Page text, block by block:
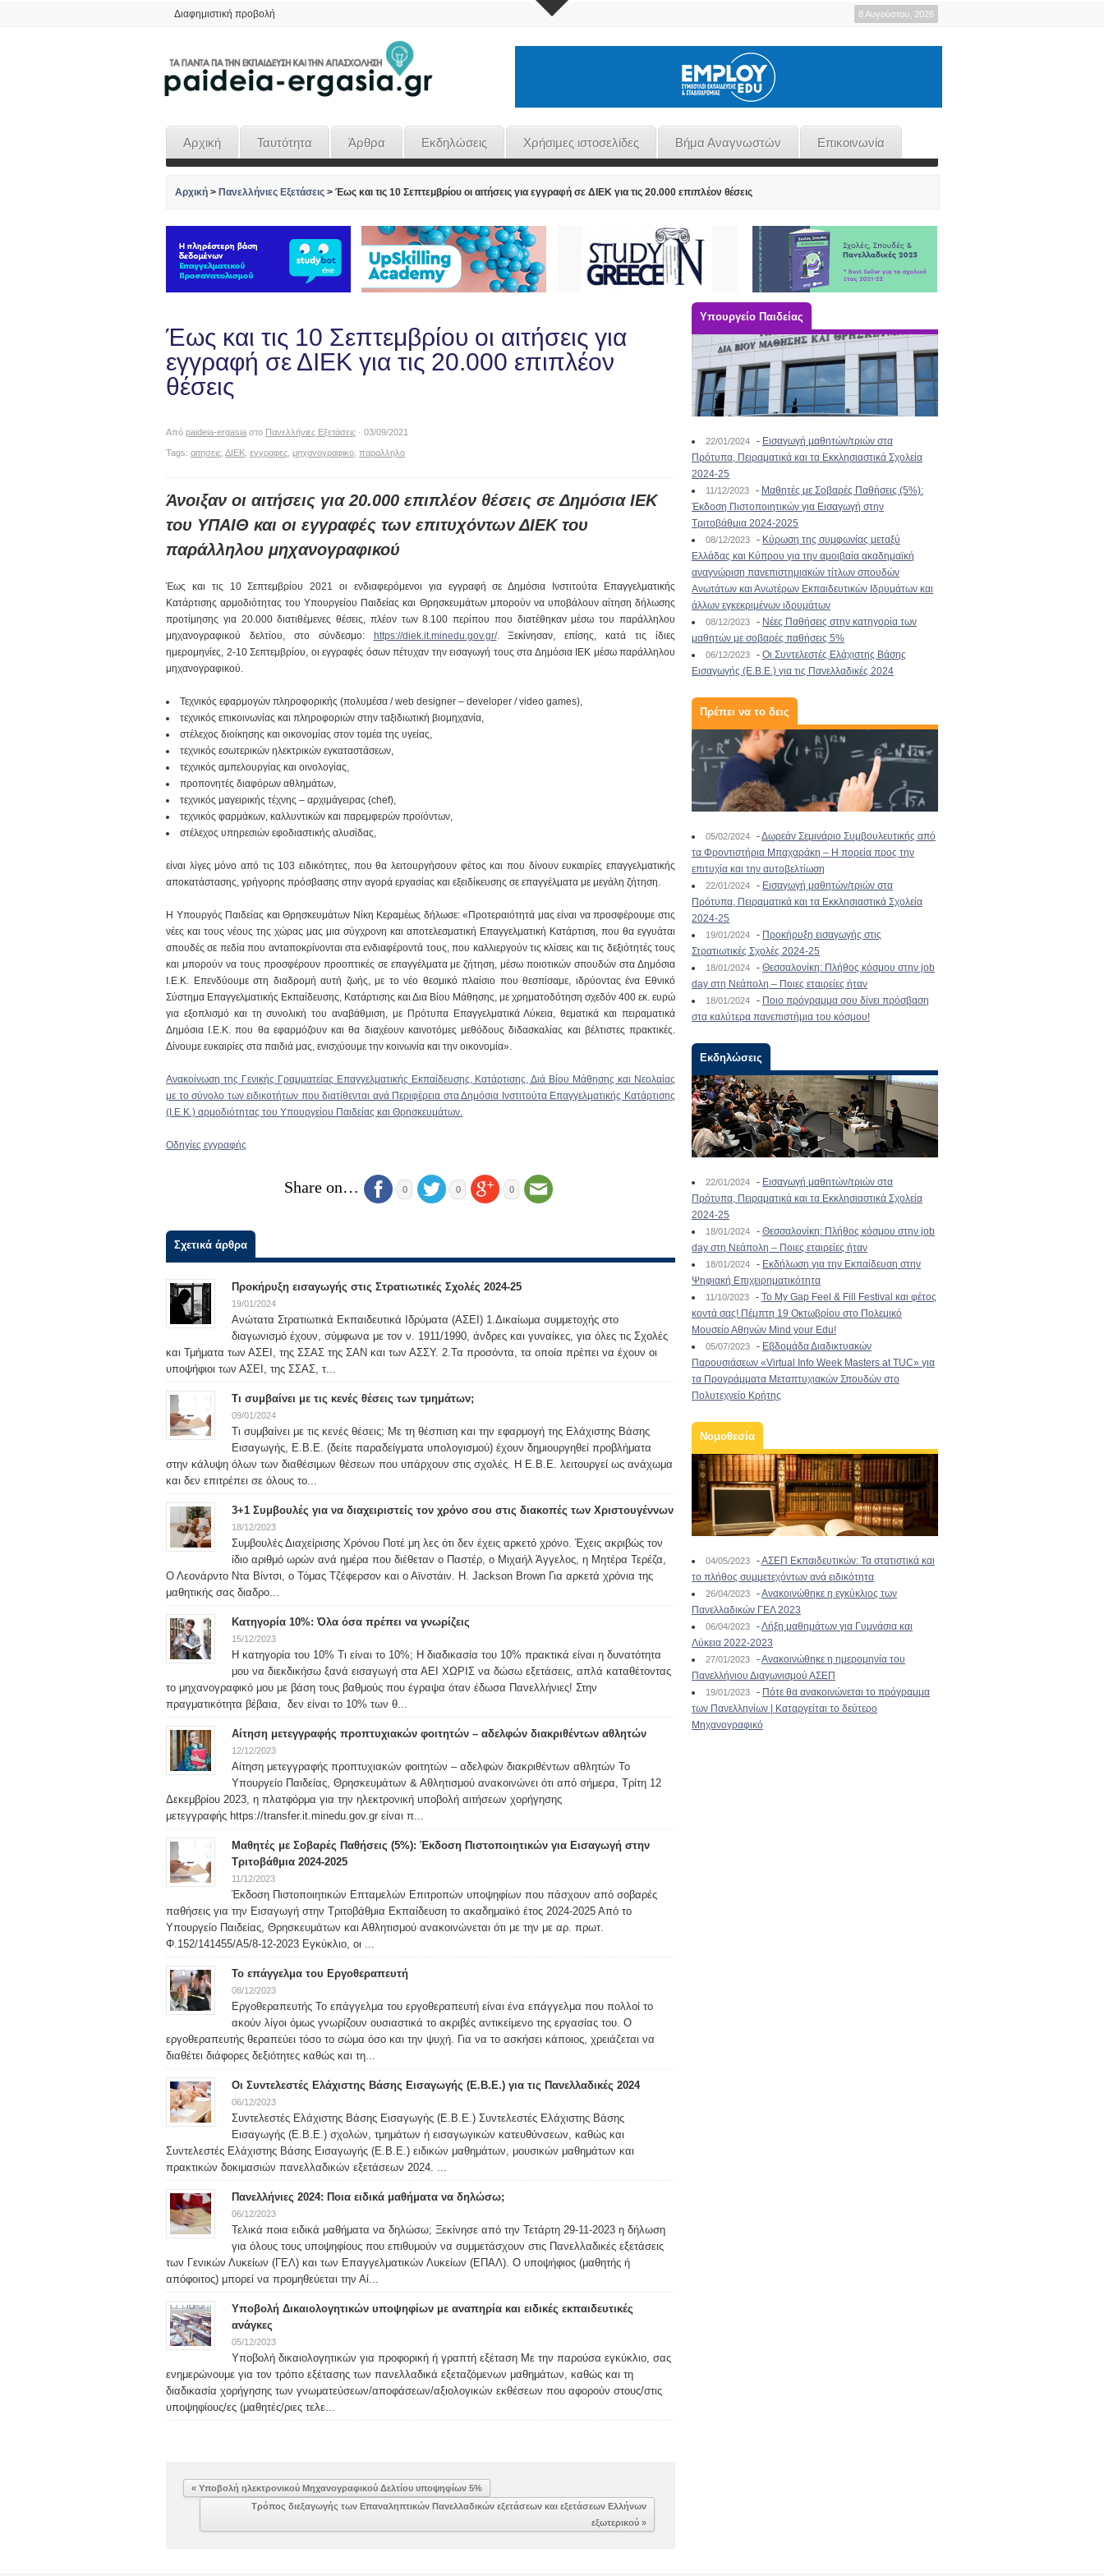
Διαφημιστική προβολή 8 Αυγούστου, 2026
Αρχική Ταυτότητα Άρθρα Εκδηλώσεις Χρήσιμες ιστοσελίδες Βήμα Αναγνωστών Επικοινωνία
Αρχική > Πανελλήνιες Εξετάσεις > Έως και τις 10 Σεπτεμβρίου οι αιτήσεις για εγγραφή σε ΔΙΕΚ για τις 20.000 επιπλέον θέσεις
Έως και τις 10 Σεπτεμβρίου οι αιτήσεις για
εγγραφή σε ΔΙΕΚ για τις 20.000 επιπλέον
θέσεις
Από paideia-ergasia στο Πανελλήνιες Εξετάσεις · 03/09/2021
Tags: αιτησεις ΔΙΕΚ εγγραφες μηχανογραφικο παραλληλο
Άνοιξαν οι αιτήσεις για 20.000 επιπλέον θέσεις σε Δημόσια ΙΕΚ
του ΥΠΑΙΘ και οι εγγραφές των επιτυχόντων ΔΙΕΚ του
παράλληλου μηχανογραφικού
Έως και τις 10 Σεπτεμβρίου 2021 οι ενδιαφερόμενοι για εγγραφή σε Δημόσια Ινστιτούτα Επαγγελματικής
Κατάρτισης αρμοδιότητας του Υπουργείου Παιδείας και Θρησκευμάτων μπορούν να υποβάλουν αίτηση δήλωσης
προτίμησης για 20.000 διατιθέμενες θέσεις, πλέον των 8.100 περίπου που διατέθηκαν μέσω του παράλληλου
μηχανογραφικού δελτίου, στο σύνδεσμο:
https://diek.it.minedu.gov.gr/. Ξεκίνησαν, επίσης, κατά τις ίδιες
ημερομηνίες, 2-10 Σεπτεμβρίου, οι εγγραφές όσων πέτυχαν την εισαγωγή τους στα Δημόσια ΙΕΚ μέσω παράλληλου
μηχανογραφικού.
Τεχνικός εφαρμογών πληροφορικής (πολυμέσα / web designer – developer / video games),
τεχνικός επικοινωνίας και πληροφοριών στην ταξιδιωτική βιομηχανία,
στέλεχος διοίκησης και οικονομίας στον τομέα της υγείας,
τεχνικός εσωτερικών ηλεκτρικών εγκαταστάσεων,
τεχνικός αμπελουργίας και οινολογίας,
προπονητές διαφόρων αθλημάτων,
τεχνικός μαγειρικής τέχνης – αρχιμάγειρας (chef),
τεχνικός φαρμάκων, καλλυντικών και παρεμφερών προϊόντων,
στέλεχος υπηρεσιών εφοδιαστικής αλυσίδας,
είναι λίγες μόνο από τις 103 ειδικότητες, που θα λειτουργήσουν φέτος και που δίνουν ευκαιρίες επαγγελματικής
αποκατάστασης, γρήγορης πρόσβασης στην αγορά εργασίας και εξειδίκευσης σε επαγγέλματα με μεγάλη ζήτηση.
Η Υπουργός Παιδείας και Θρησκευμάτων Νίκη Κεραμέως δήλωσε: «Προτεραιότητά μας είναι να προσφέρουμε στις
νέες και τους νέους της χώρας μας μια σύγχρονη και αποτελεσματική Επαγγελματική Κατάρτιση, που θα εγγυάται
σπουδές σε πεδία που ανταποκρίνονται στα ενδιαφέροντά τους, που καλλιεργούν τις κλίσεις και τις δεξιότητές τους
και μπορούν να τους προσφέρουν προοπτικές σε επαγγέλματα με ζήτηση, μέσω ποιοτικών σπουδών στα Δημόσια
Ι.Ε.Κ. Επενδύουμε στη διαδρομή αυτή ζωής, με το νέο θεσμικό πλαίσιο που θεσπίσαμε, ιδρύοντας ένα Εθνικό
Σύστημα Επαγγελματικής Εκπαίδευσης, Κατάρτισης και Δια Βίου Μάθησης, με χρηματοδότηση σχεδόν 400 εκ. ευρώ
για εξοπλισμό και τη συνολική του αναβάθμιση, με Πρότυπα Επαγγελματικά Λύκεια, θεματικά και πειραματικά
Δημόσια Ι.Ε.Κ. που θα εφαρμόζουν και θα διαχέουν καινοτόμες μεθόδους διδασκαλίας και βέλτιστες πρακτικές.
Δίνουμε ευκαιρίες στα παιδιά μας, ενισχύουμε την κοινωνία και την οικονομία».
Ανακοίνωση της Γενικής Γραμματείας Επαγγελματικής Εκπαίδευσης, Κατάρτισης, Διά Βίου Μάθησης και Νεολαίας
με το σύνολο των ειδικοτήτων που διατίθενται ανά Περιφέρεια στα Δημόσια Ινστιτούτα Επαγγελματικής Κατάρτισης
(Ι.Ε.Κ.) αρμοδιότητας του Υπουργείου Παιδείας και Θρησκευμάτων.
Οδηγίες εγγραφής
Share on… 0 0 0
Σχετικά άρθρα
Προκήρυξη εισαγωγής στις Στρατιωτικές Σχολές 2024-25
19/01/2024
Ανώτατα Στρατιωτικά Εκπαιδευτικά Ιδρύματα (ΑΣΕΙ) 1.Δικαίωμα συμμετοχής στο
διαγωνισμό έχουν, σύμφωνα με τον ν. 1911/1990, άνδρες και γυναίκες, για όλες τις Σχολές
και Τμήματα των ΑΣΕΙ, της ΣΣΑΣ της ΣΑΝ και των ΑΣΣΥ. 2.Τα προσόντα, τα οποία πρέπει να έχουν οι
υποψήφιοι των ΑΣΕΙ, της ΣΣΑΣ, τ...
Τι συμβαίνει με τις κενές θέσεις των τμημάτων;
09/01/2024
Τι συμβαίνει με τις κενές θέσεις; Με τη θέσπιση και την εφαρμογή της Ελάχιστης Βάσης
Εισαγωγής, Ε.Β.Ε. (δείτε παραδείγματα υπολογισμού) έχουν δημιουργηθεί προβλήματα
στην κάλυψη όλων των διαθέσιμων θέσεων που υπάρχουν στις σχολές. Η Ε.Β.Ε. λειτουργεί ως ανάχωμα
και δεν επιτρέπει σε όλους το...
3+1 Συμβουλές για να διαχειριστείς τον χρόνο σου στις διακοπές των Χριστουγέννων
18/12/2023
Συμβουλές Διαχείρισης Χρόνου Ποτέ μη λες ότι δεν έχεις αρκετό χρόνο. Έχεις ακριβώς τον
ίδιο αριθμό ωρών ανά ημέρα που διέθεταν ο Παστέρ, ο Μιχαήλ Άγγελος, η Μητέρα Τερέζα,
Ο Λεονάρντο Ντα Βίντσι, ο Τόμας Τζέφερσον και ο Αϊνστάιν. H. Jackson Brown Για αρκετά χρόνια της
μαθητικής σας διαδρο...
Κατηγορία 10%: Όλα όσα πρέπει να γνωρίζεις
15/12/2023
Η κατηγορία του 10% Τι είναι το 10%; Η διαδικασία του 10% πρακτικά είναι η δυνατότητα
μου να διεκδικήσω ξανά εισαγωγή στα ΑΕΙ ΧΩΡΙΣ να δώσω εξετάσεις, απλά καταθέτοντας
το μηχανογραφικό μου με βάση τους βαθμούς που έγραψα όταν έδωσα Πανελλήνιες! Στην
πραγματικότητα βέβαια, δεν είναι το 10% των θ...
Αίτηση μετεγγραφής προπτυχιακών φοιτητών – αδελφών διακριθέντων αθλητών
12/12/2023
Αίτηση μετεγγραφής προπτυχιακών φοιτητών – αδελφών διακριθέντων αθλητών Το
Υπουργείο Παιδείας, Θρησκευμάτων & Αθλητισμού ανακοινώνει ότι από σήμερα, Τρίτη 12
Δεκεμβρίου 2023, η πλατφόρμα για την ηλεκτρονική υποβολή αιτήσεων χορήγησης
μετεγγραφής https://transfer.it.minedu.gov.gr είναι π...
Μαθητές με Σοβαρές Παθήσεις (5%): Έκδοση Πιστοποιητικών για Εισαγωγή στην
Τριτοβάθμια 2024-2025
11/12/2023
Έκδοση Πιστοποιητικών Επταμελών Επιτροπών υποψηφίων που πάσχουν από σοβαρές
παθήσεις για την Εισαγωγή στην Τριτοβάθμια Εκπαίδευση το ακαδημαϊκό έτος 2024-2025 Από το
Υπουργείο Παιδείας, Θρησκευμάτων και Αθλητισμού ανακοινώνεται ότι με την με αρ. πρωτ.
Φ.152/141455/Α5/8-12-2023 Εγκύκλιο, οι ...
Το επάγγελμα του Εργοθεραπευτή
08/12/2023
Εργοθεραπευτής Το επάγγελμα του εργοθεραπευτή είναι ένα επάγγελμα που πολλοί το
ακούν λίγοι όμως γνωρίζουν ουσιαστικά το ακριβές αντικείμενο της εργασίας του. Ο
εργοθεραπευτής θεραπεύει τόσο το σώμα όσο και την ψυχή. Για να το ασκήσει κάποιος, χρειάζεται να
διαθέτει διάφορες δεξιότητες καθώς και τη...
Οι Συντελεστές Ελάχιστης Βάσης Εισαγωγής (Ε.Β.Ε.) για τις Πανελλαδικές 2024
06/12/2023
Συντελεστές Ελάχιστης Βάσης Εισαγωγής (Ε.Β.Ε.) Συντελεστές Ελάχιστης Βάσης
Εισαγωγής (Ε.Β.Ε.) σχολών, τμημάτων ή εισαγωγικών κατευθύνσεων, καθώς και
Συντελεστές Ελάχιστης Βάσης Εισαγωγής (Ε.Β.Ε.) ειδικών μαθημάτων, μουσικών μαθημάτων και
πρακτικών δοκιμασιών πανελλαδικών εξετάσεων 2024. ...
Πανελλήνιες 2024: Ποια ειδικά μαθήματα να δηλώσω;
06/12/2023
Τελικά ποια ειδικά μαθήματα να δηλώσω; Ξεκίνησε από την Τετάρτη 29-11-2023 η δήλωση
για όλους τους υποψηφίους που επιθυμούν να συμμετάσχουν στις Πανελλαδικές εξετάσεις
των Γενικών Λυκείων (ΓΕΛ) και των Επαγγελματικών Λυκείων (ΕΠΑΛ). Ο υποψήφιος (μαθητής ή
απόφοιτος) μπορεί να προμηθεύεται την Αί...
Υποβολή Δικαιολογητικών υποψηφίων με αναπηρία και ειδικές εκπαιδευτικές
ανάγκες
05/12/2023
Υποβολή δικαιολογητικών για προφορική ή γραπτή εξέταση Με την παρούσα εγκύκλιο, σας
ενημερώνουμε για τον τρόπο εξέτασης των πανελλαδικά εξεταζόμενων μαθημάτων, καθώς και τη
διαδικασία χορήγησης των γνωματεύσεων/αποφάσεων/αξιολογικών εκθέσεων που αφορούν στους/στις
υποψηφίους/ες (μαθητές/ριες τελε...
« Υποβολή ηλεκτρονικού Μηχανογραφικού Δελτίου υποψηφίων 5%
Τρόπος διεξαγωγής των Επαναληπτικών Πανελλαδικών εξετάσεων και εξετάσεων Ελλήνων
εξωτερικού »
Υπουργείο Παιδείας
22/01/2024 - Εισαγωγή μαθητών/τριών στα
Πρότυπα, Πειραματικά και τα Εκκλησιαστικά Σχολεία
2024-25
11/12/2023 - Μαθητές με Σοβαρές Παθήσεις (5%):
Έκδοση Πιστοποιητικών για Εισαγωγή στην
Τριτοβάθμια 2024-2025
08/12/2023 - Κύρωση της συμφωνίας μεταξύ
Ελλάδας και Κύπρου για την αμοιβαία ακαδημαϊκή
αναγνώριση πανεπιστημιακών τίτλων σπουδών
Ανωτάτων και Ανωτέρων Εκπαιδευτικών Ιδρυμάτων και
άλλων εγκεκριμένων ιδρυμάτων
08/12/2023 - Νέες Παθήσεις στην κατηγορία των
μαθητών με σοβαρές παθήσεις 5%
06/12/2023 - Οι Συντελεστές Ελάχιστης Βάσης
Εισαγωγής (Ε.Β.Ε.) για τις Πανελλαδικές 2024
Πρέπει να το δεις
05/02/2024 -Δωρεάν Σεμινάριο Συμβουλευτικής από
τα Φροντιστήρια Μπαχαράκη – Η πορεία προς την
επιτυχία και την αυτοβελτίωση
22/01/2024 - Εισαγωγή μαθητών/τριών στα
Πρότυπα, Πειραματικά και τα Εκκλησιαστικά Σχολεία
2024-25
19/01/2024 - Προκήρυξη εισαγωγής στις
Στρατιωτικές Σχολές 2024-25
18/01/2024 - Θεσσαλονίκη: Πλήθος κόσμου στην job
day στη Νεάπολη – Ποιες εταιρείες ήταν
18/01/2024 - Ποιο πρόγραμμα σου δίνει πρόσβαση
στα καλύτερα πανεπιστήμια του κόσμου!
Εκδηλώσεις
22/01/2024 - Εισαγωγή μαθητών/τριών στα
Πρότυπα, Πειραματικά και τα Εκκλησιαστικά Σχολεία
2024-25
18/01/2024 - Θεσσαλονίκη: Πλήθος κόσμου στην job
day στη Νεάπολη – Ποιες εταιρείες ήταν
18/01/2024 - Εκδήλωση για την Εκπαίδευση στην
Ψηφιακή Επιχειρηματικότητα
11/10/2023 - To My Gap Feel & Fill Festival και φέτος
κοντά σας! Πέμπτη 19 Οκτωβρίου στο Πολεμικό
Μουσείο Αθηνών Mind your Edu!
05/07/2023 - Εβδομάδα Διαδικτυακών
Παρουσιάσεων «Virtual Info Week Masters at TUC» για
τα Προγράμματα Μεταπτυχιακών Σπουδών στο
Πολυτεχνείο Κρήτης
Νομοθεσία
04/05/2023 -ΑΣΕΠ Εκπαιδευτικών: Τα στατιστικά και
το πλήθος συμμετεχόντων ανά ειδικότητα
26/04/2023 -Ανακοινώθηκε η εγκύκλιος των
Πανελλαδικών ΓΕΛ 2023
06/04/2023 -Λήξη μαθημάτων για Γυμνάσια και
Λύκεια 2022-2023
27/01/2023 -Ανακοινώθηκε η ημερομηνία του
Πανελλήνιου Διαγωνισμού ΑΣΕΠ
19/01/2023 - Πότε θα ανακοινώνεται το πρόγραμμα
των Πανελληνίων | Καταργείται το δεύτερο
Μηχανογραφικό